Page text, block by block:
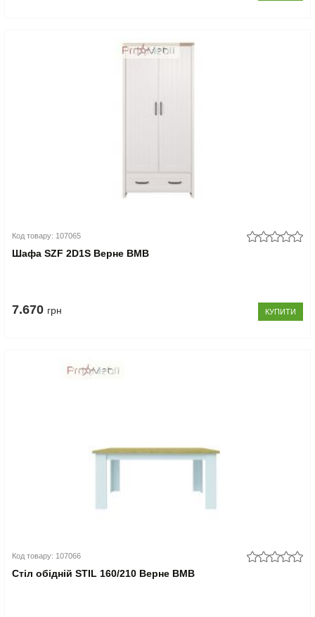
Код товару: 107065
Шафа SZF 2D1S Верне ВМВ
7.670 грн КУПИТИ
Код товару: 107066
Стіл обідній STIL 160/210 Верне ВМВ